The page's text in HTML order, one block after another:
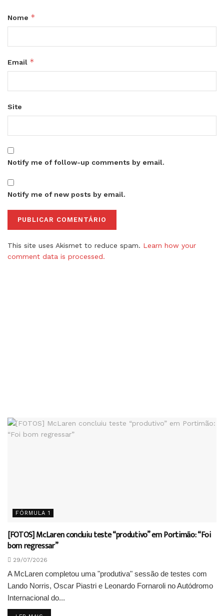
Nome *
Email *
Site
Notify me of follow-up comments by email.
Notify me of new posts by email.
This site uses Akismet to reduce spam. Learn how your
comment data is processed.
FÓRMULA 1
[FOTOS] McLaren concluiu teste “produtivo” em Portimão: “Foi
bom regressar”
29/07/2026
A McLaren completou uma "produtiva" sessão de testes com
Lando Norris, Oscar Piastri e Leonardo Fornaroli no Autódromo
Internacional do...